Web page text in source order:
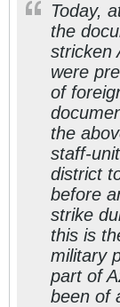
Today,
the
stricken
were
of
the
staff-
district
before
strike
this is
military
part of
been of